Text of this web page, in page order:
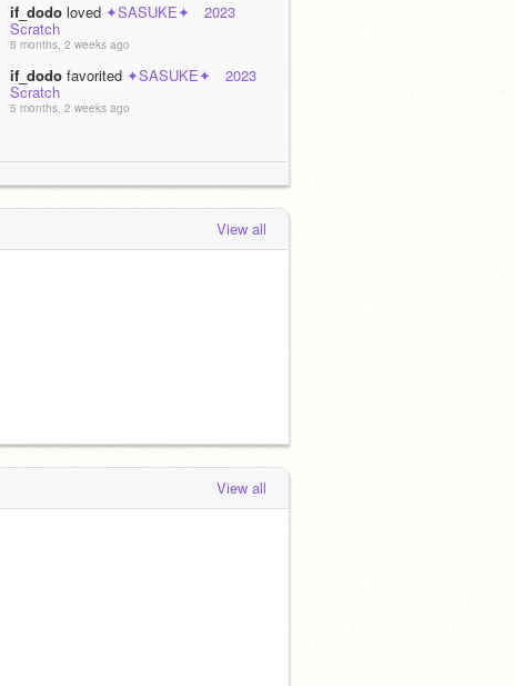
if_dodo loved ✦SASUKE✦ 2023
Scratch
5 months, 2 weeks ago
if_dodo favorited ✦SASUKE✦ 2023
Scratch
5 months, 2 weeks ago
View all
View all